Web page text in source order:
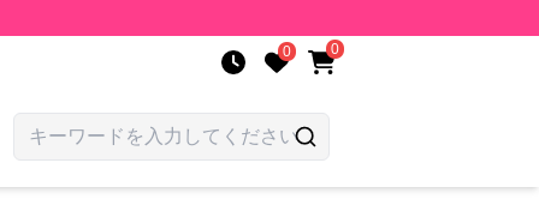
0 0